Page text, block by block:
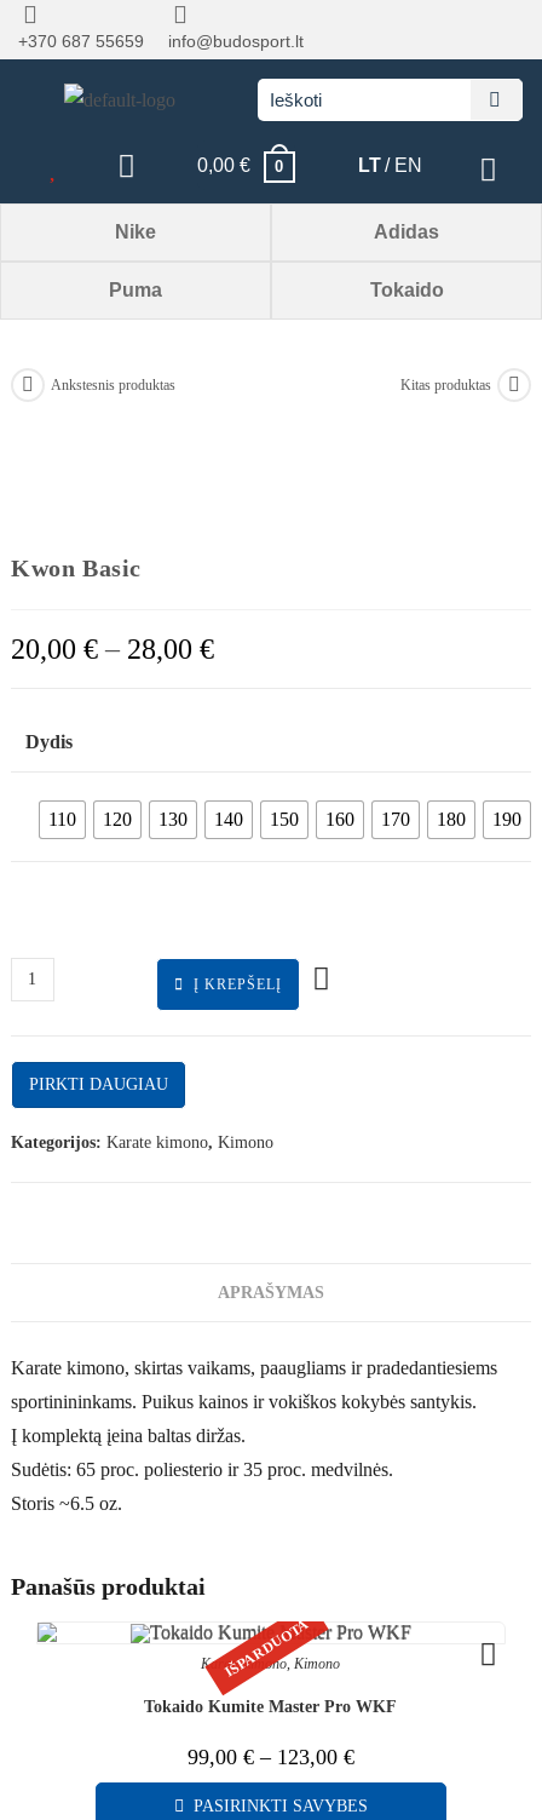
+370 687 55659 info@budosport.lt
0,00 € 0 LT EN
Nike Adidas
Puma Tokaido
Ankstesnis produktas Kitas produktas
Kwon Basic
20,00 € – 28,00 €
Dydis
110 120 130 140 150 160 170 180 190
Į KREPŠELĮ
PIRKTI DAUGIAU
Kategorijos: Karate kimono, Kimono
APRAŠYMAS
Karate kimono, skirtas vaikams, paaugliams ir pradedantiesiems
sportinininkams. Puikus kainos ir vokiškos kokybės santykis.
Į komplektą įeina baltas diržas.
Sudėtis: 65 proc. poliesterio ir 35 proc. medvilnės.
Storis ~6.5 oz.
Panašūs produktai
IŠPARDUOTA
Karate kimono,Kimono
Tokaido Kumite Master Pro WKF
99,00 € – 123,00 €
PASIRINKTI SAVYBES